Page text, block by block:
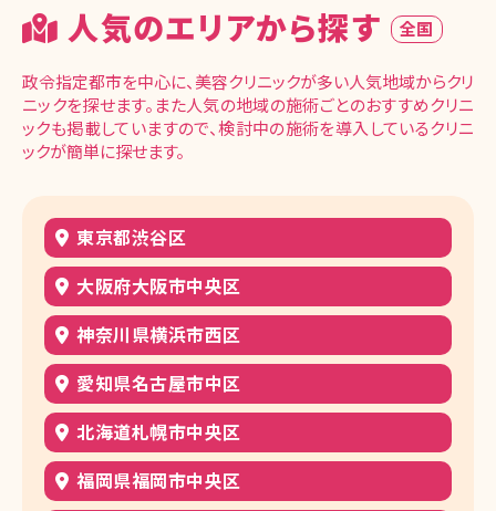
人気のエリアから探す 全国
政令指定都市を中心に、美容クリニックが多い人気地域からクリ
ニックを探せます。また人気の地域の施術ごとのおすすめクリニ
ックも掲載していますので、検討中の施術を導入しているクリニ
ックが簡単に探せます。
東京都渋谷区
大阪府大阪市中央区
神奈川県横浜市西区
愛知県名古屋市中区
北海道札幌市中央区
福岡県福岡市中央区